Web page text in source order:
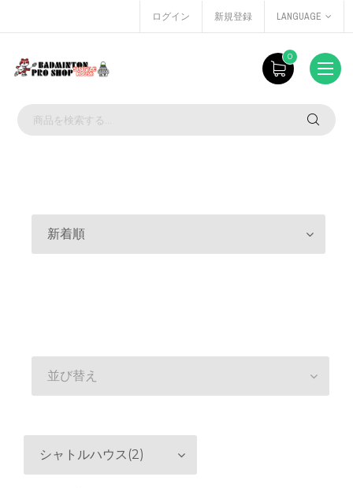
ログイン 新規登録 LANGUAGE
0
新着順
並び替え
シャトルハウス(2)